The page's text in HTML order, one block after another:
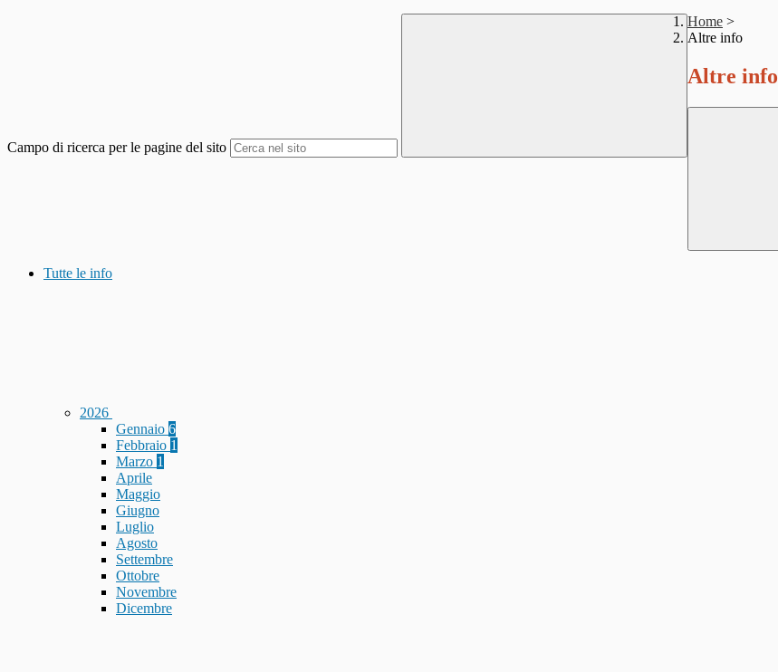
Campo di ricerca per le pagine del sito
Home >
Altre info
Altre info
Tutte le info
2026
Gennaio 6
Febbraio 1
Marzo 1
Aprile
Maggio
Giugno
Luglio
Agosto
Settembre
Ottobre
Novembre
Dicembre